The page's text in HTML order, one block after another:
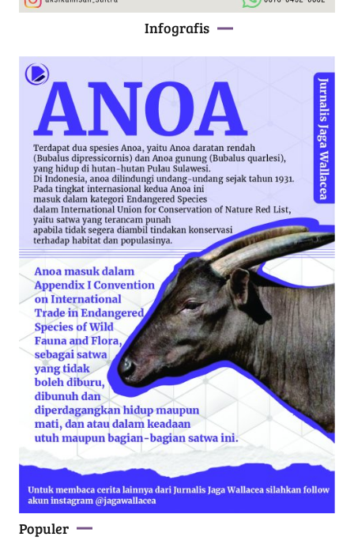
Infografis
Populer